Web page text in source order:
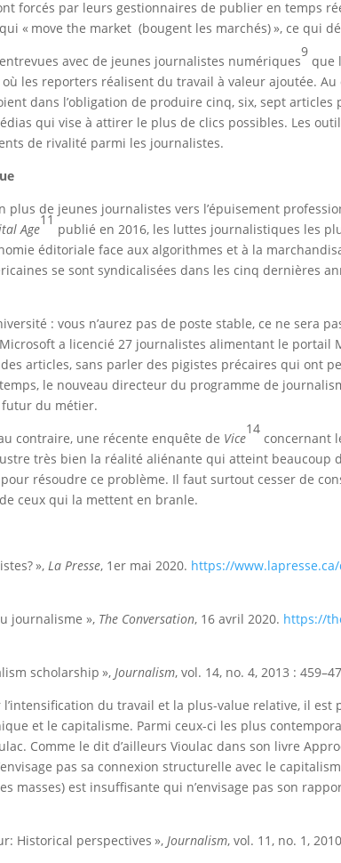
forcés par leurs gestionnaires de publier en temps
« move the market (bougent les marchés) », ce qui
avec de jeunes journalistes numériques
9
que
les reporters réalisent du travail à valeur ajoutée.
dans l’obligation de produire cinq, six, sept
qui vise à attirer le plus de clics possibles. Les
de rivalité parmi les journalistes.
de jeunes journalistes vers l’épuisement
Age
11
publié en 2016, les luttes journalistiques les
éditoriale face aux algorithmes et à la
se sont syndicalisées dans les cinq dernières
: vous n’aurez pas de poste stable, ce ne sera
a licencié 27 journalistes alimentant le portail
articles, sans parler des pigistes précaires qui ont
le nouveau directeur du programme de
futur du métier.
contraire, une récente enquête de Vice
14
concernant
très bien la réalité aliénante qui atteint beaucoup
résoudre ce problème. Il faut surtout cesser de
ceux qui la mettent en branle.
», La Presse, 1er mai 2020. https://
journalisme », The Conversation, 16 avril 2020. https://
scholarship », Journalism, vol. 14, no. 4, 2013 :
du travail et la plus-value relative, il
et le capitalisme. Parmi ceux-ci les plus
Comme le dit d’ailleurs Vioulac dans son livre
pas sa connexion structurelle avec le
masses) est insuffisante qui n’envisage pas son
Historical perspectives », Journalism, vol. 11, no. 1,